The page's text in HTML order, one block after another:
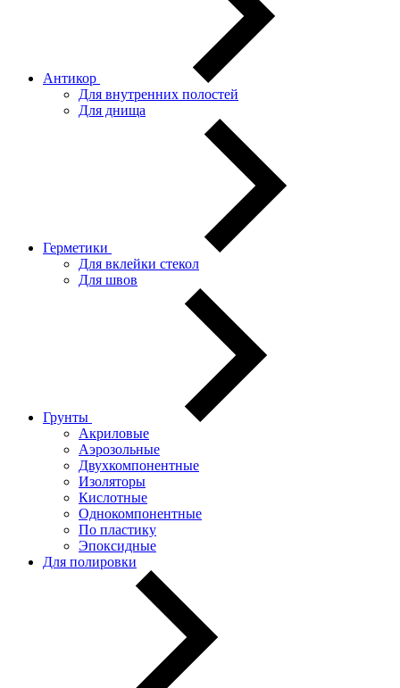
Антикор
Для внутренних полостей
Для днища
Герметики
Для вклейки стекол
Для швов
Грунты
Акриловые
Аэрозольные
Двухкомпонентные
Изоляторы
Кислотные
Однокомпонентные
По пластику
Эпоксидные
Для полировки